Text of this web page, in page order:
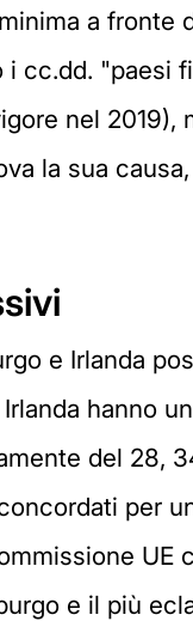
a fronte
cc.dd. "paesi
nel
la sua
e Irlanda
hanno
del 28,
per
e il più